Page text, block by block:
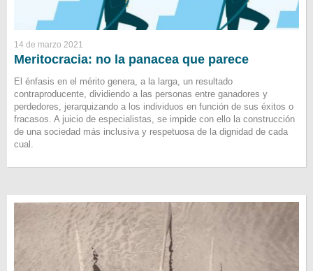
14 de marzo 2021
Meritocracia: no la panacea que parece
El énfasis en el mérito genera, a la larga, un resultado
contraproducente, dividiendo a las personas entre ganadores y
perdedores, jerarquizando a los individuos en función de sus éxitos o
fracasos. A juicio de especialistas, se impide con ello la construcción
de una sociedad más inclusiva y respetuosa de la dignidad de cada
cual.